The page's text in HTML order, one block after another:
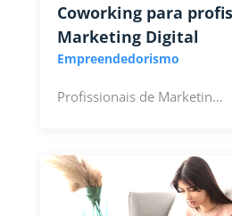
Coworking para
Marketing Digital
Empreendedorismo
Profissionais de Marketin…